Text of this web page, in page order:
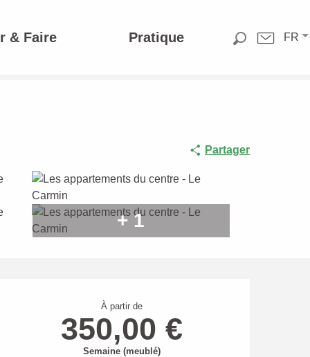
FR
& Faire Pratique
Partager
+ 1
Ouverture et
À partir de
350,00 €
Semaine (meublé)